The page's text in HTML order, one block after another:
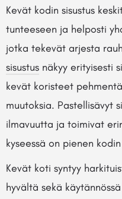
Kevät kodin sisustus
tunteeseen ja helposti
jotka tekevät arjesta
sisustus näkyy erityisesti
kevät koristeet
muutoksia. Pastellisävyt
ilmavuutta ja toimivat
kyseessä on pienen kodin
Kevät koti syntyy
hyvältä sekä